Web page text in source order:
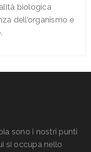
biologica
dell’organismo e
sono i nostri punti
si occupa nello